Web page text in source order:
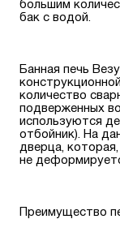
большим
бак с водой.
Банная печь
количество
подверженных
используются
отбойник). На
дверца,
не
Преимущество